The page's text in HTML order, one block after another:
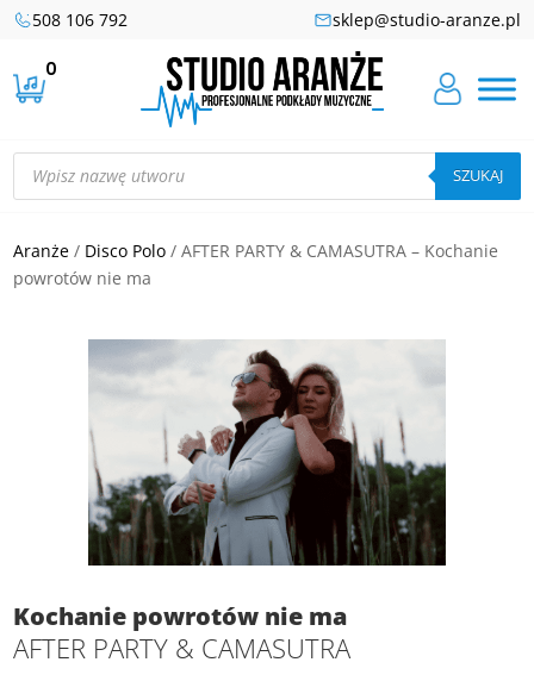
508 106 792 sklep@studio-aranze.pl
0
Wyszukiwarka
produktów SZUKAJ
Aranże / Disco Polo / AFTER PARTY & CAMASUTRA – Kochanie
powrotów nie ma
Kochanie powrotów nie ma
AFTER PARTY & CAMASUTRA